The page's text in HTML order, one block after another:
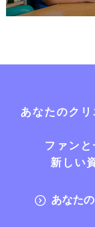
あなたのク
ファン
新しい
あなた